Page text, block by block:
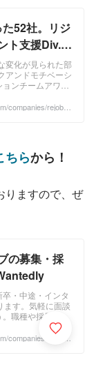
52社。リジ
ト支援Div.が
チームアワ
した理由。 |
変化が見られた部
アンドモチベーシ
ンチームアワー
みなさん。「サ
companies/rejob/p
ちらから！
りますので、ぜ
の募集・採
・中途・インタ
ます。気軽に面談
職種や採用形態
を見つけること
どんなことをや
companies/rejob/pr